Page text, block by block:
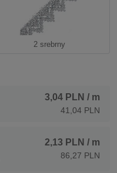
2 srebrny
3,04 PLN / m
41,04 PLN
2,13 PLN / m
86,27 PLN